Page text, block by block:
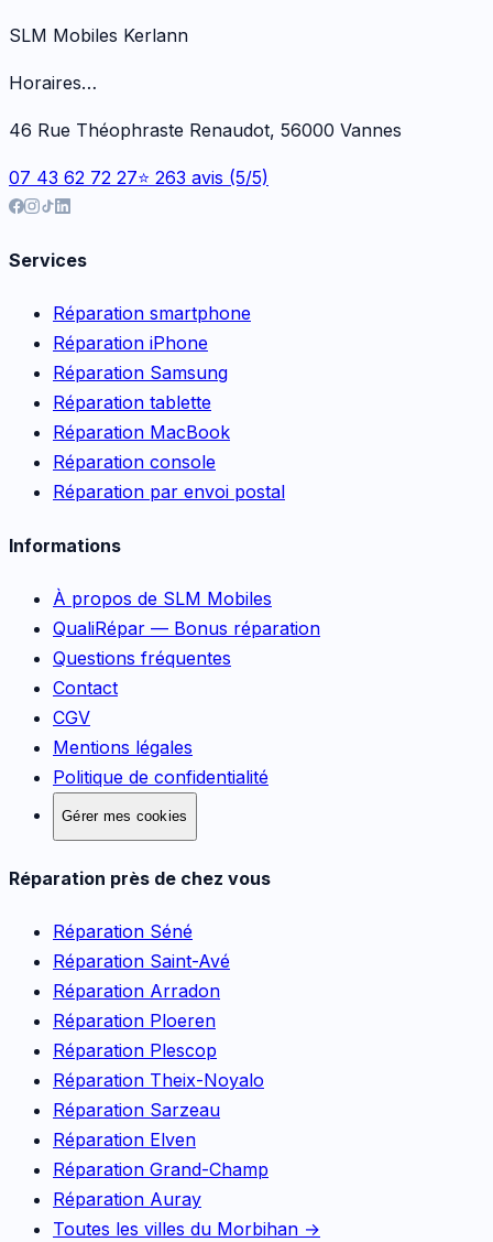
SLM Mobiles Kerlann
Horaires…
46 Rue Théophraste Renaudot, 56000 Vannes
07 43 62 72 27⭐ 263 avis (5/5)
Services
Réparation smartphone
Réparation iPhone
Réparation Samsung
Réparation tablette
Réparation MacBook
Réparation console
Réparation par envoi postal
Informations
À propos de SLM Mobiles
QualiRépar — Bonus réparation
Questions fréquentes
Contact
CGV
Mentions légales
Politique de confidentialité
Gérer mes cookies
Réparation près de chez vous
Réparation Séné
Réparation Saint-Avé
Réparation Arradon
Réparation Ploeren
Réparation Plescop
Réparation Theix-Noyalo
Réparation Sarzeau
Réparation Elven
Réparation Grand-Champ
Réparation Auray
Toutes les villes du Morbihan →